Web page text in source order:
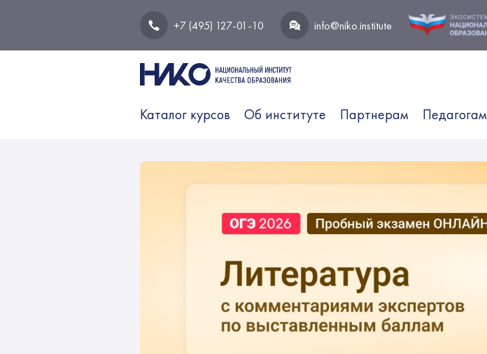
+7 (495) 127-01-10 info@niko.institute
Каталог курсов Об институте Партнерам Педагогам